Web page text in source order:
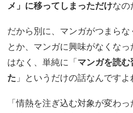
メ」に移ってしまっただけなの
だから別に、マンガがつまら
とか、マンガに興味がなくな
はなく、単純に「 マンガを読む
た 」というだけの話なんですよ
「情熱を注ぎ込む対象が変わ